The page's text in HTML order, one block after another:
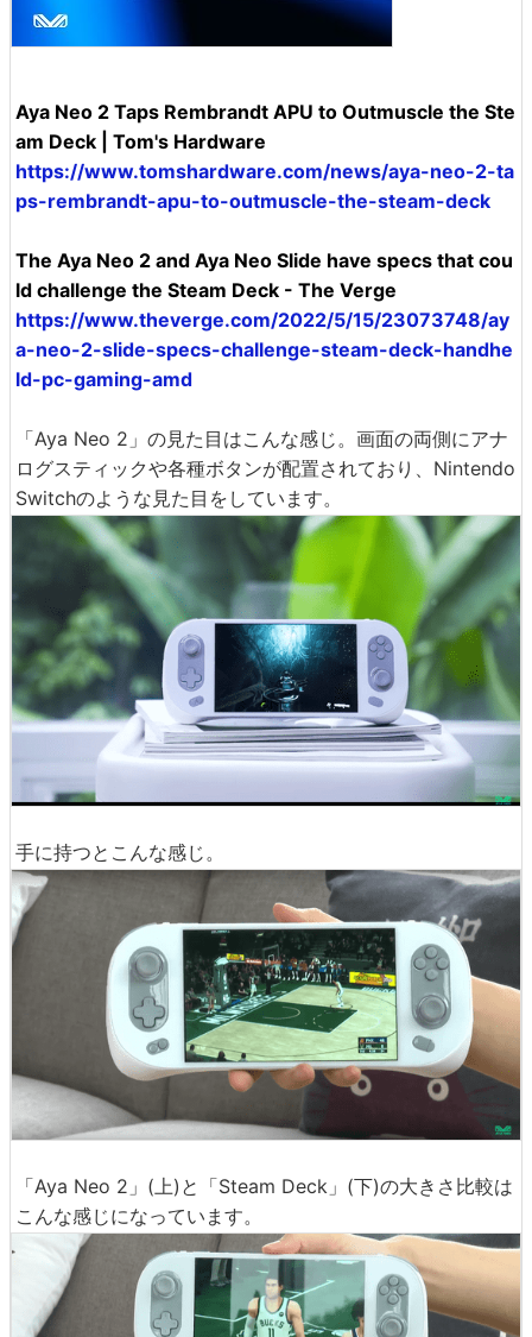
Aya Neo 2 Taps Rembrandt APU to Outmuscle the Ste
am Deck | Tom's Hardware
https://www.tomshardware.com/news/aya-neo-2-ta
ps-rembrandt-apu-to-outmuscle-the-steam-deck
The Aya Neo 2 and Aya Neo Slide have specs that cou
ld challenge the Steam Deck - The Verge
https://www.theverge.com/2022/5/15/23073748/ay
a-neo-2-slide-specs-challenge-steam-deck-handhe
ld-pc-gaming-amd
「Aya Neo 2」の見た目はこんな感じ。画面の両側にアナ
ログスティックや各種ボタンが配置されており、Nintendo
Switchのような見た目をしています。
手に持つとこんな感じ。
「Aya Neo 2」(上)と「Steam Deck」(下)の大きさ比較は
こんな感じになっています。